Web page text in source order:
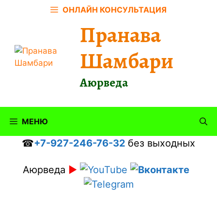
ОНЛАЙН КОНСУЛЬТАЦИЯ
Пранава
Шамбари
Аюрведа
МЕНЮ
☎+7-927-246-76-32 без выходных
Аюрведа ►